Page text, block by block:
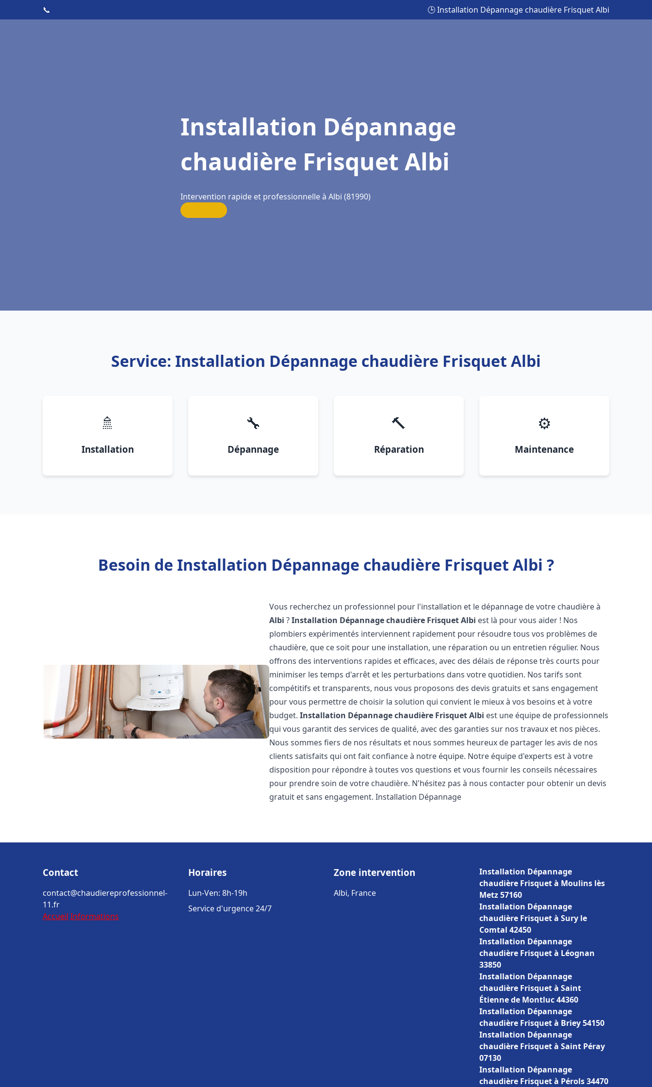
📞 🕒 Installation Dépannage chaudière Frisquet Albi
Installation Dépannage
chaudière Frisquet Albi
Intervention rapide et professionnelle à Albi (81990)
Service: Installation Dépannage chaudière Frisquet Albi
🚿
Installation
🔧
Dépannage
🔨
Réparation
⚙️
Maintenance
Besoin de Installation Dépannage chaudière Frisquet Albi ?
Vous recherchez un professionnel pour l'installation et le dépannage de votre chaudière à
Albi ?Installation Dépannage chaudière FrisquetAlbi est là pour vous aider ! Nos
plombiers expérimentés interviennent rapidement pour résoudre tous vos problèmes de
chaudière, que ce soit pour une installation, une réparation ou un entretien régulier. Nous
offrons des interventions rapides et efficaces, avec des délais de réponse très courts pour
minimiser les temps d'arrêt et les perturbations dans votre quotidien. Nos tarifs sont
compétitifs et transparents, nous vous proposons des devis gratuits et sans engagement
pour vous permettre de choisir la solution qui convient le mieux à vos besoins et à votre
budget.Installation Dépannage chaudière FrisquetAlbi est une équipe de professionnels
qui vous garantit des services de qualité, avec des garanties sur nos travaux et nos pièces.
Nous sommes fiers de nos résultats et nous sommes heureux de partager les avis de nos
clients satisfaits qui ont fait confiance à notre équipe. Notre équipe d'experts est à votre
disposition pour répondre à toutes vos questions et vous fournir les conseils nécessaires
pour prendre soin de votre chaudière. N'hésitez pas à nous contacter pour obtenir un devis
gratuit et sans engagement. Installation Dépannage
Contact
contact@chaudiereprofessionnel-
11.fr
Accueil Informations
Horaires
Lun-Ven: 8h-19h
Service d'urgence 24/7
Zone intervention
Albi, France
Installation Dépannage
chaudière Frisquet à Moulins lès
Metz 57160
Installation Dépannage
chaudière Frisquet à Sury le
Comtal 42450
Installation Dépannage
chaudière Frisquet à Léognan
33850
Installation Dépannage
chaudière Frisquet à Saint
Étienne de Montluc 44360
Installation Dépannage
chaudière Frisquet à Briey 54150
Installation Dépannage
chaudière Frisquet à Saint Péray
07130
Installation Dépannage
chaudière Frisquet à Pérols 34470